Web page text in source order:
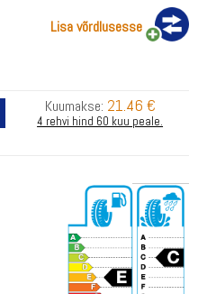
Lisa võrdlusesse
Kuumakse: 21.46 €
4 rehvi hind 60 kuu peale.